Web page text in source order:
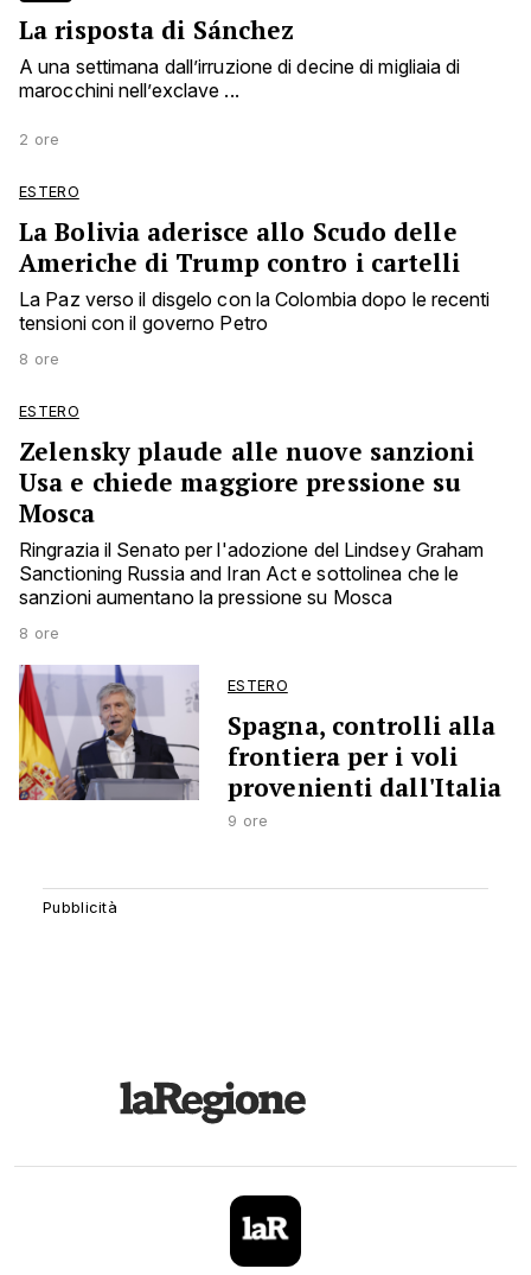
La risposta di Sánchez
A una settimana dall’irruzione di decine di migliaia di
marocchini nell’exclave ...
2 ore
ESTERO
La Bolivia aderisce allo Scudo delle
Americhe di Trump contro i cartelli
La Paz verso il disgelo con la Colombia dopo le recenti
tensioni con il governo Petro
8 ore
ESTERO
Zelensky plaude alle nuove sanzioni
Usa e chiede maggiore pressione su
Mosca
Ringrazia il Senato per l'adozione del Lindsey Graham
Sanctioning Russia and Iran Act e sottolinea che le
sanzioni aumentano la pressione su Mosca
8 ore
ESTERO
Spagna, controlli alla
frontiera per i voli
provenienti dall'Italia
9 ore